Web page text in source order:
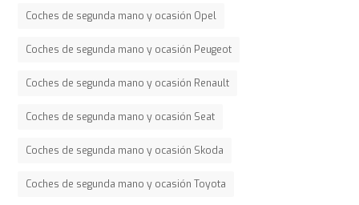
Coches de segunda mano y ocasión Opel
Coches de segunda mano y ocasión Peugeot
Coches de segunda mano y ocasión Renault
Coches de segunda mano y ocasión Seat
Coches de segunda mano y ocasión Skoda
Coches de segunda mano y ocasión Toyota